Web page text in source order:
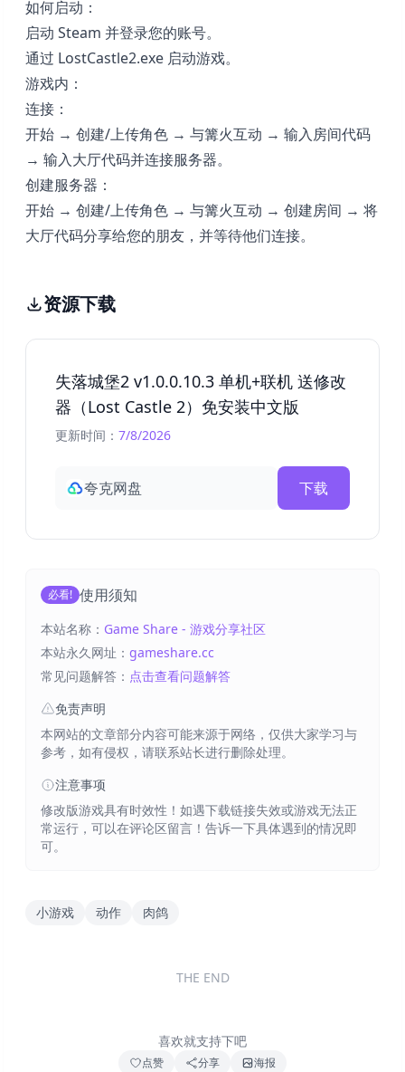
如何启动：
启动 Steam 并登录您的账号。
通过 LostCastle2.exe 启动游戏。
游戏内：
连接：
开始 → 创建/上传角色 → 与篝火互动 → 输入房间代码
→ 输入大厅代码并连接服务器。
创建服务器：
开始 → 创建/上传角色 → 与篝火互动 → 创建房间 → 将
大厅代码分享给您的朋友，并等待他们连接。
资源下载
失落城堡2 v1.0.0.10.3 单机+联机 送修改
器（Lost Castle 2）免安装中文版
更新时间： 7/8/2026
夸克网盘 下载
必看! 使用须知
本站名称： Game Share - 游戏分享社区
本站永久网址： gameshare.cc
常见问题解答： 点击查看问题解答
免责声明
本网站的文章部分内容可能来源于网络，仅供大家学习与
参考，如有侵权，请联系站长进行删除处理。
注意事项
修改版游戏具有时效性！如遇下载链接失效或游戏无法正
常运行，可以在评论区留言！告诉一下具体遇到的情况即
可。
小游戏 动作 肉鸽
THE END
喜欢就支持下吧
点赞 分享 海报